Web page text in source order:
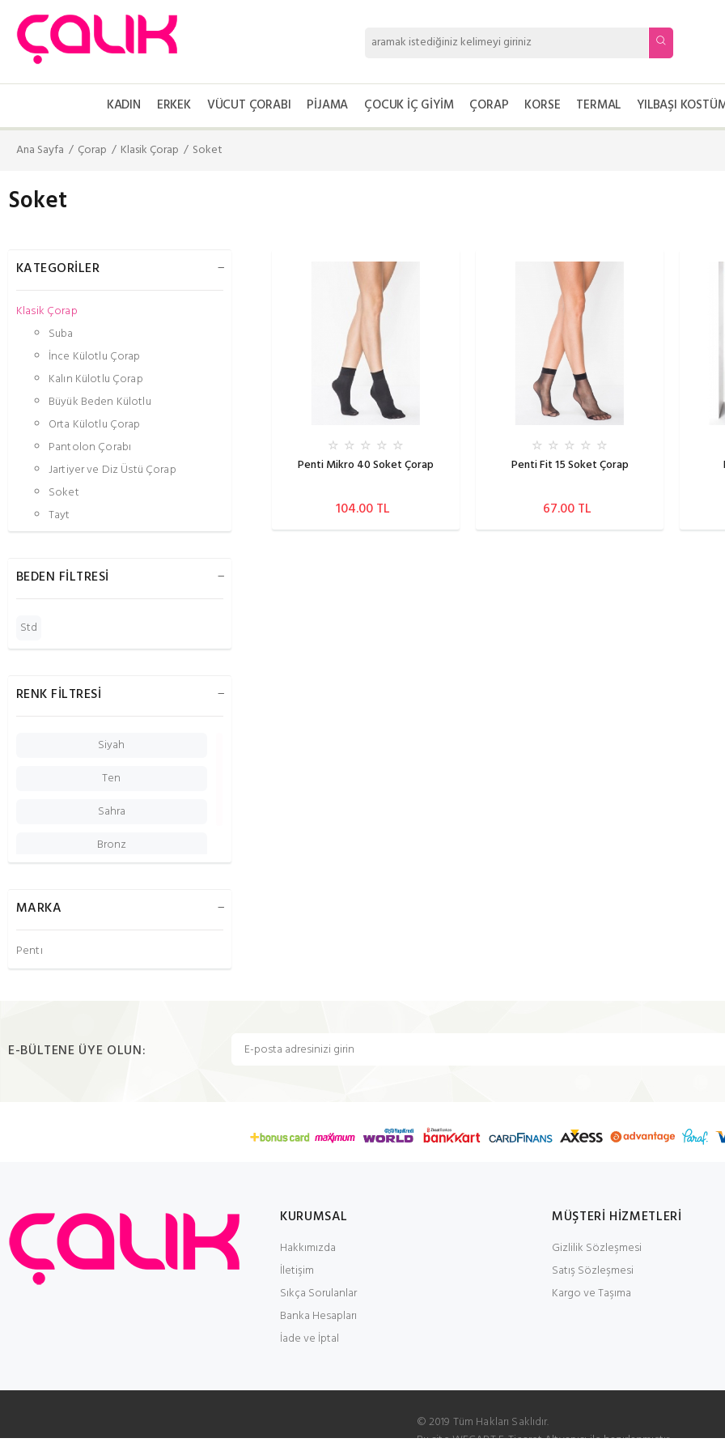
KADIN ERKEK VÜCUT ÇORABI PIJAMA ÇOCUK İÇ GIYIM ÇORAP KORSE TERMAL YILBAŞI
Ana Sayfa Çorap Klasik Çorap Soket
Soket
KATEGORİLER
Klasik Çorap
Suba
İnce Külotlu Çorap
Kalın Külotlu Çorap
Büyük Beden Külotlu
Orta Külotlu Çorap
Pantolon Çorabı
Jartiyer ve Diz Üstü Çorap
Soket
Tayt
BEDEN FİLTRESİ
Std
RENK FİLTRESİ
Siyah
Ten
Sahra
Bronz
MARKA
Penti
Penti Mikro 40 Soket Çorap
104.00 TL
Penti Fit 15 Soket Çorap
67.00 TL
E-BÜLTENE ÜYE OLUN:
KURUMSAL
Hakkımızda
İletişim
Sıkça Sorulanlar
Banka Hesapları
İade ve İptal
MÜŞTERİ HİZMETLERİ
Gizlilik Sözleşmesi
Satış Sözleşmesi
Kargo ve Taşıma
© 2019 Tüm Hakları Saklıdır.
Bu site WECART E-Ticaret Altyapısı ile hazırlanmıştır.